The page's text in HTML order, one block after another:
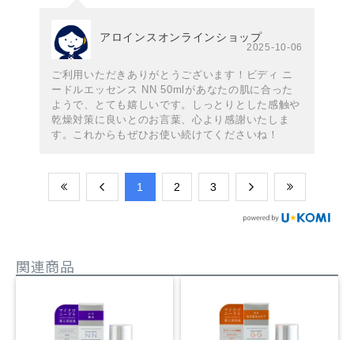
アロインスオンラインショップ
2025-10-06
ご利用いただきありがとうございます！ビディ ニ
ードルエッセンス NN 50mlがあなたの肌に合った
ようで、とても嬉しいです。しっとりとした感触や
乾燥対策に良いとのお言葉、心より感謝いたしま
す。これからもぜひお使い続けてくださいね！
​1 ​2 ​3
関連商品